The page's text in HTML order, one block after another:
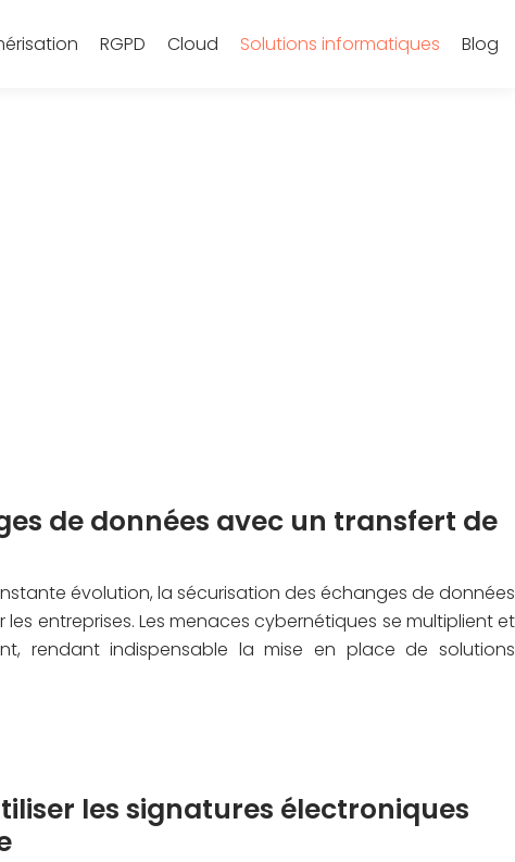
RGPD Cloud Solutions informatiques Blog
de données avec un transfert de
évolution, la sécurisation des échanges de données
entreprises. Les menaces cybernétiques se multiplient et
rendant indispensable la mise en place de solutions
les signatures électroniques